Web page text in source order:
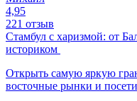
4,95
221 отзыв
Стамбул с харизмой: от
историком
Открыть самую яркую
восточные рынки и